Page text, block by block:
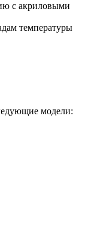
с акриловыми
температуры
модели: